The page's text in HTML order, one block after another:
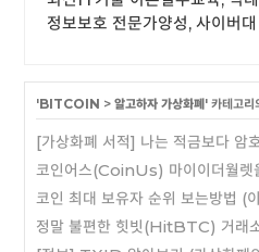
정보보호 전문가양성, 사이버대
'BITCOIN > 알고하자 가상화폐' 카테고리
[가상화폐 서적] 나는 적금보다 암
코인어스(CoinUs) 마이이더월렛
코인 최대 보유자 순위 보는방법 (
정말 불편한 힛빗(HitBTC) 거래